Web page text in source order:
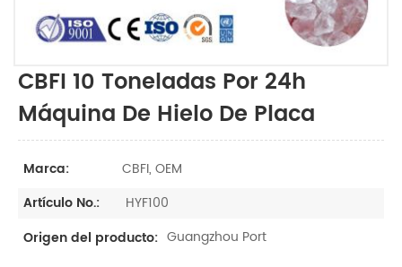
CBFI 10 Toneladas Por 24h
Máquina De Hielo De Placa
Marca:
CBFI, OEM
Artículo No.:
HYF100
Origen del producto: Guangzhou Port